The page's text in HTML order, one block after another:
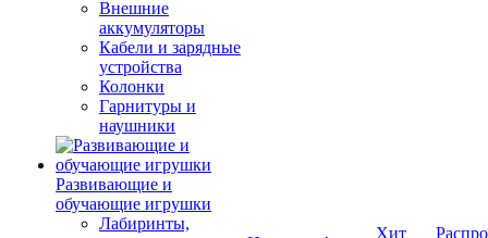
Внешние
аккумуляторы
Кабели и зарядные
устройства
Колонки
Гарнитуры и
наушники
Развивающие и
обучающие игрушки
Лабиринты,
Хит